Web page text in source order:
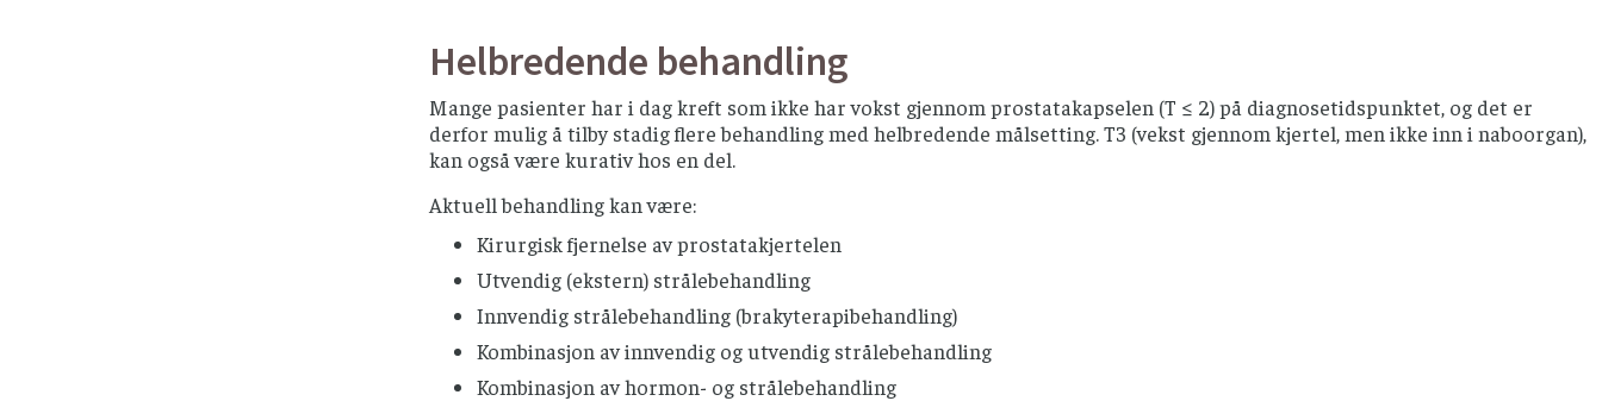
Helbredende behandling
Mange pasienter har i dag kreft som ikke har vokst gjennom prostatakapselen (T ≤ 2) på diagnosetidspunktet, og det er
derfor mulig å tilby stadig flere behandling med helbredende målsetting. T3 (vekst gjennom kjertel, men ikke inn i naboorgan),
kan også være kurativ hos en del.
Aktuell behandling kan være:
Kirurgisk fjernelse av prostatakjertelen
Utvendig (ekstern) strålebehandling
Innvendig strålebehandling (brakyterapibehandling)
Kombinasjon av innvendig og utvendig strålebehandling
Kombinasjon av hormon- og strålebehandling